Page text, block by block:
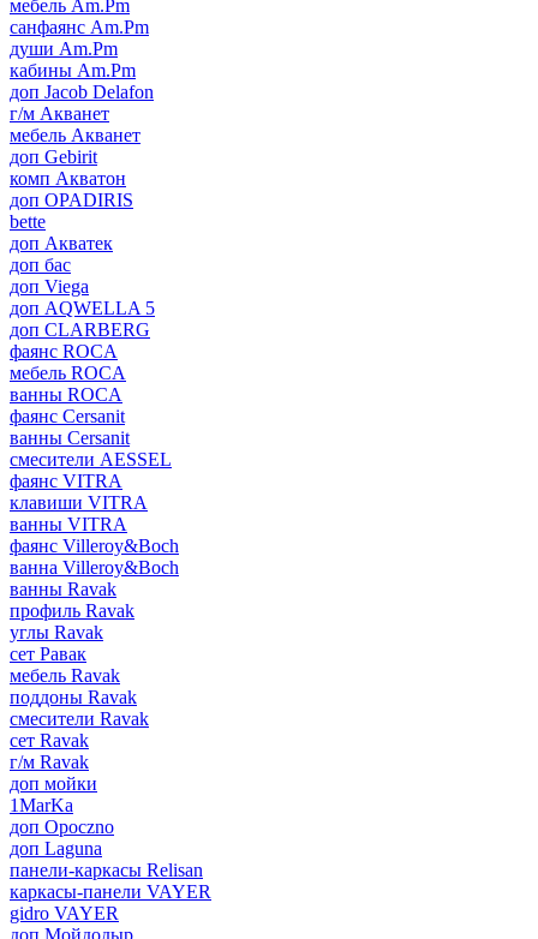
мебель Am.Pm
санфаянс Am.Pm
души Am.Pm
кабины Am.Pm
доп Jacob Delafon
г/м Акванет
мебель Акванет
доп Gebirit
комп Акватон
доп OPADIRIS
bette
доп Акватек
доп бас
доп Viega
доп AQWELLA 5
доп CLARBERG
фаянс ROCA
мебель ROCA
ванны ROCA
фаянс Cersanit
ванны Cersanit
смесители AESSEL
фаянс VITRA
клавиши VITRA
ванны VITRA
фаянс Villeroy&Boch
ванна Villeroy&Boch
ванны Ravak
профиль Ravak
углы Ravak
сет Равак
мебель Ravak
поддоны Ravak
смесители Ravak
сет Ravak
г/м Ravak
доп мойки
1MarKa
доп Opoczno
доп Laguna
панели-каркасы Relisan
каркасы-панели VAYER
gidro VAYER
доп Мойдодыр